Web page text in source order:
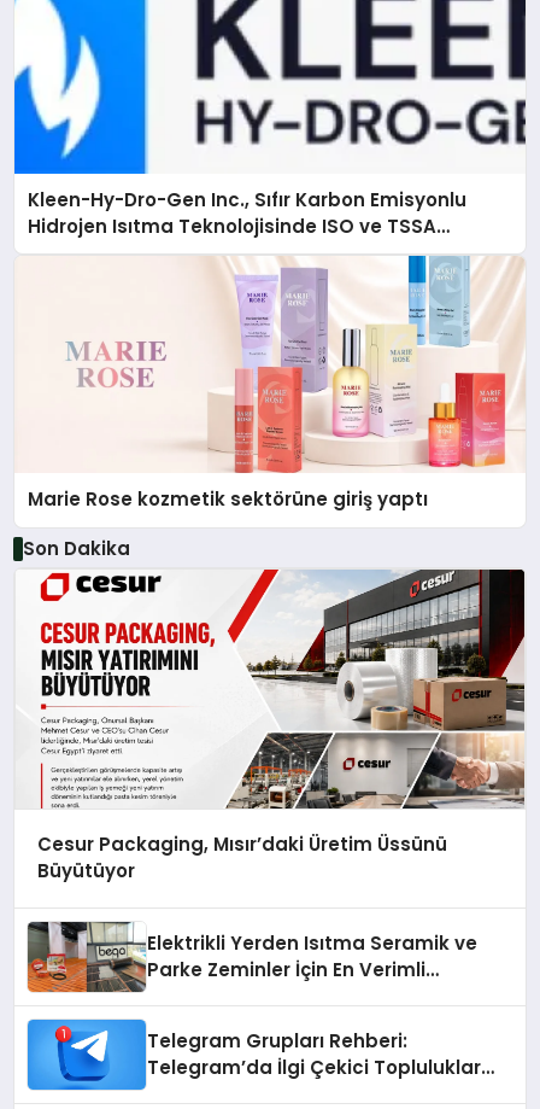
Kleen-Hy-Dro-Gen Inc., Sıfır Karbon Emisyonlu
Hidrojen Isıtma Teknolojisinde ISO ve TSSA
Düzenleyici Onaylarını Aldı
Marie Rose kozmetik sektörüne giriş yaptı
Son Dakika
Cesur Packaging, Mısır’daki Üretim Üssünü
Büyütüyor
Elektrikli Yerden Isıtma Seramik ve
Parke Zeminler İçin En Verimli
Telegram Grupları Rehberi:
Telegram’da İlgi Çekici Topluluklar